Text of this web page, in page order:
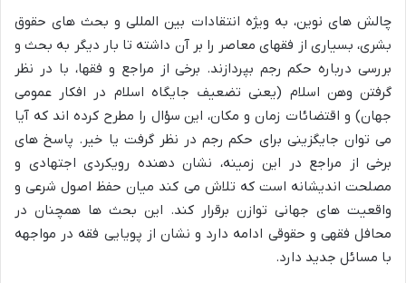
چالش های نوین، به ویژه انتقادات بین المللی و بحث های حقوق
بشری، بسیاری از فقهای معاصر را بر آن داشته تا بار دیگر به بحث و
بررسی درباره حکم رجم بپردازند. برخی از مراجع و فقها، با در نظر
گرفتن وهن اسلام (یعنی تضعیف جایگاه اسلام در افکار عمومی
جهان) و اقتضائات زمان و مکان، این سؤال را مطرح کرده اند که آیا
می توان جایگزینی برای حکم رجم در نظر گرفت یا خیر. پاسخ های
برخی از مراجع در این زمینه، نشان دهنده رویکردی اجتهادی و
مصلحت اندیشانه است که تلاش می کند میان حفظ اصول شرعی و
واقعیت های جهانی توازن برقرار کند. این بحث ها همچنان در
محافل فقهی و حقوقی ادامه دارد و نشان از پویایی فقه در مواجهه
با مسائل جدید دارد.